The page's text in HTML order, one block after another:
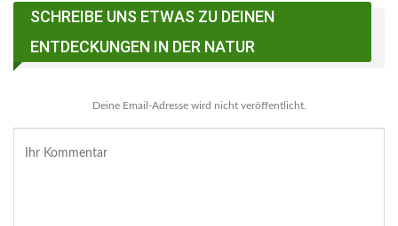
SCHREIBE UNS ETWAS ZU DEINEN
ENTDECKUNGEN IN DER NATUR
Deine Email-Adresse wird nicht veröffentlicht.